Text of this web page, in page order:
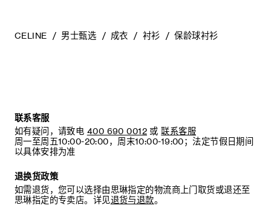
CELINE 男士甄选 成衣 衬衫 保龄球衬衫
联系客服
如有疑问，请致电 400 690 0012 或 联系客服
周一至周五10:00-20:00，周末10:00-19:00；法定节假日期间
以具体安排为准
退换货政策
如需退货，您可以选择由思琳指定的物流商上门取货或退还至
思琳指定的专卖店。详见退货与退款。